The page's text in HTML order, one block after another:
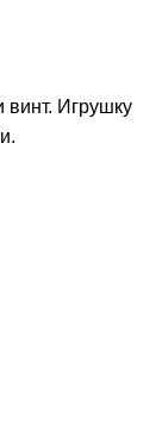
Игрушку